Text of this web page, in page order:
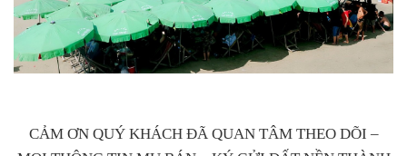
CẢM ƠN QUÝ KHÁCH ĐÃ QUAN TÂM THEO DÕI –